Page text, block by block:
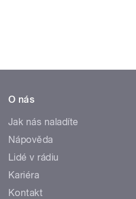
O nás
Jak nás naladíte
Nápověda
Lidé v rádiu
Kariéra
Kontakt